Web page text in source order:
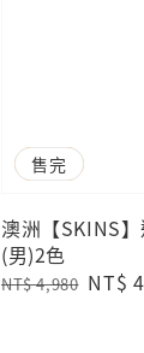
優惠
售完
澳洲【SKINS
(男)2色
Regular
NT$ 4,980 Sale
NT$